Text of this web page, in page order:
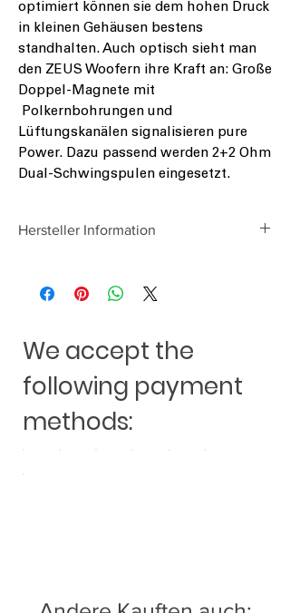
optimiert können sie dem hohen Druck
in kleinen Gehäusen bestens
standhalten. Auch optisch sieht man
den ZEUS Woofern ihre Kraft an: Große
Doppel-Magnete mit
Polkernbohrungen und
Lüftungskanälen signalisieren pure
Power. Dazu passend werden 2+2 Ohm
Dual-Schwingspulen eingesetzt.
Hersteller Information
Am Breilingsweg 3
We accept the
following payment
methods: